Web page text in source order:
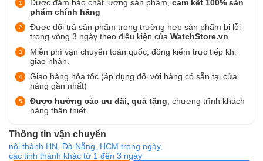
Được đảm bảo chất lượng sản phẩm, cam kết 100% sản
phẩm chính hãng
Được đổi trả sản phẩm trong trường hợp sản phẩm bị lỗi
trong vòng 3 ngày theo điều kiện của WatchStore.vn
Miễn phí vận chuyển toàn quốc, đồng kiểm trực tiếp khi
giao nhận.
Giao hàng hỏa tốc (áp dụng đối với hàng có sẵn tại cửa
hàng gần nhất)
Được hưởng các ưu đãi, quà tặng , chương trình khách
hàng thân thiết.
Thông tin vận chuyển
nội thành HN, Đà Nẵng, HCM trong ngày,
các tỉnh thành khác từ 1 đến 3 ngày